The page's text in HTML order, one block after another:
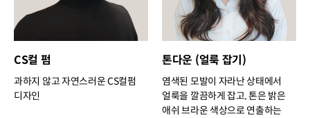
CS컬 펌
과하지 않고 자연스러운 CS컬펌
디자인
톤다운 (얼룩 잡기)
염색된 모발이 자라난 상태에서
얼룩을 깔끔하게 잡고, 톤은 밝은
애쉬 브라운 색상으로 연출하는